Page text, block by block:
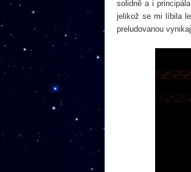
solidně a i
jelikož se mi líbila
preludovanou